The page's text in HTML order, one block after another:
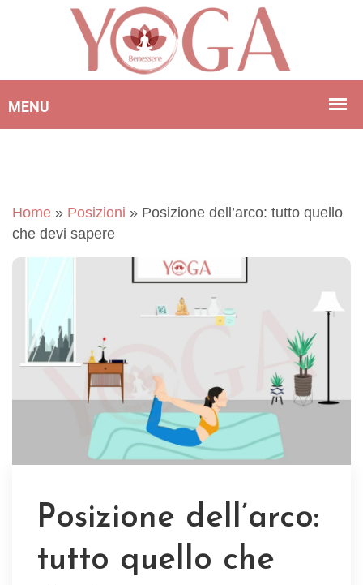
Home » Posizioni » Posizione dell’arco: tutto quello
che devi sapere
Posizione dell’arco:
tutto quello che